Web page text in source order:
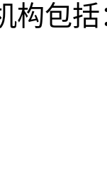
构包